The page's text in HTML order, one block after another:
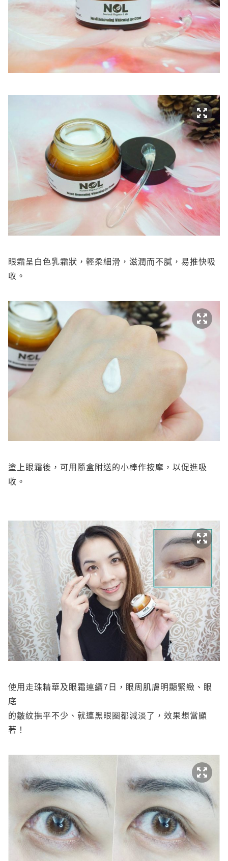
眼霜呈白色乳霜狀，輕柔細滑，滋潤而不膩，易推快吸
收。
塗上眼霜後，可用隨盒附送的小棒作按摩，以促進吸
收。
使用走珠精華及眼霜連續7日，眼周肌膚明顯緊緻、眼
底
的皺紋撫平不少、就連黑眼圈都減淡了，效果想當顯
著！